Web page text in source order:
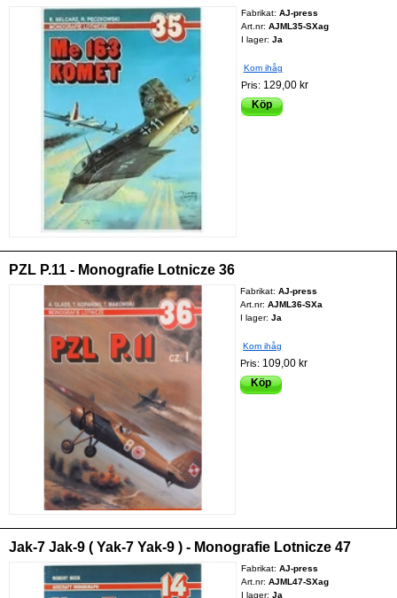
Fabrikat: AJ-press
Art.nr: AJML35-SXag
I lager: Ja
Kom ihåg
Pris: 129,00 kr
Köp
PZL P.11 - Monografie Lotnicze 36
Fabrikat:AJ-press
Art.nr:AJML36-SXa
I lager: Ja
Kom ihåg
Pris: 109,00 kr
Köp
Jak-7 Jak-9 ( Yak-7 Yak-9 ) - Monografie Lotnicze 47
Fabrikat: AJ-press
Art.nr: AJML47-SXag
I lager: Ja